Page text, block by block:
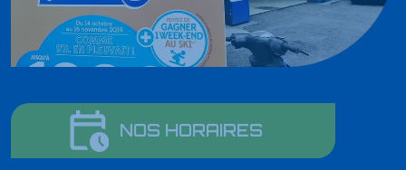
NOS HORAIRES